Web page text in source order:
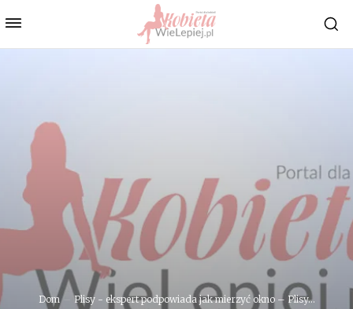
Dom Plisy - ekspert podpowiada jak mierzyć okno – Plisy...